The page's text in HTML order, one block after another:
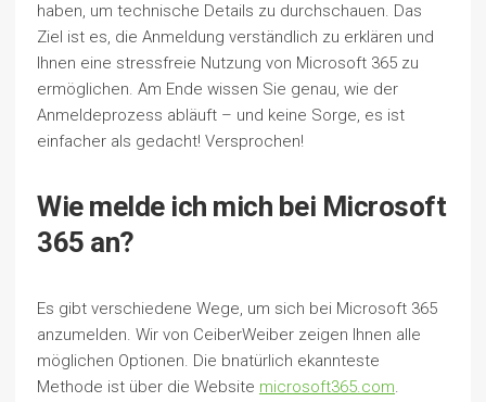
haben, um technische Details zu durchschauen. Das
Ziel ist es, die Anmeldung verständlich zu erklären und
Ihnen eine stressfreie Nutzung von Microsoft 365 zu
ermöglichen. Am Ende wissen Sie genau, wie der
Anmeldeprozess abläuft – und keine Sorge, es ist
einfacher als gedacht! Versprochen!
Wie melde ich mich bei Microsoft
365 an?
Es gibt verschiedene Wege, um sich bei Microsoft 365
anzumelden. Wir von CeiberWeiber zeigen Ihnen alle
möglichen Optionen. Die bnatürlich ekannteste
Methode ist über die Website microsoft365.com.